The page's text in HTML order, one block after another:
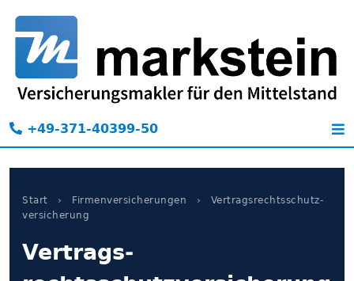
+49-371-40399-50
Start › Firmen­versicherungen ›
Vertrags­rechtsschutz­
versicherung
Vertrags­